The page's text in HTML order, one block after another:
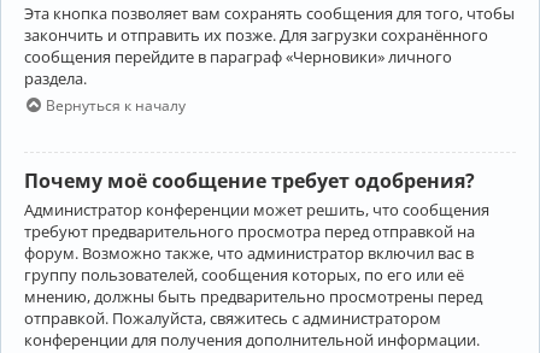
Эта кнопка позволяет вам сохранять сообщения для того, чтобы
закончить и отправить их позже. Для загрузки сохранённого
сообщения перейдите в параграф «Черновики» личного
раздела.
Вернуться к началу
Почему моё сообщение требует одобрения?
Администратор конференции может решить, что сообщения
требуют предварительного просмотра перед отправкой на
форум. Возможно также, что администратор включил вас в
группу пользователей, сообщения которых, по его или её
мнению, должны быть предварительно просмотрены перед
отправкой. Пожалуйста, свяжитесь с администратором
конференции для получения дополнительной информации.